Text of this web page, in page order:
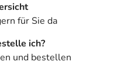
für Sie da
ich?
und bestellen